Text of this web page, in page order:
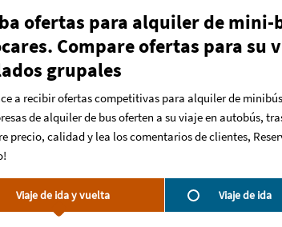
ofertas para alquiler de
Compare ofertas para su
grupales
a recibir ofertas competitivas para alquiler de
de alquiler de bus oferten a su viaje en autobús,
precio, calidad y lea los comentarios de clientes,
Viaje de ida y vuelta Viaje de ida